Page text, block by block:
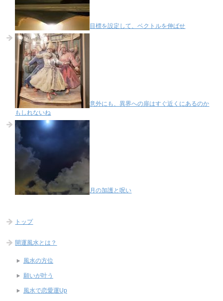
目標を設定して、ベクトルを伸ばせ
意外にも、異界への扉はすぐ近くにあるのか
もしれないね
月の加護と呪い
トップ
開運風水とは？
風水の方位
願いが叶う
風水で恋愛運Up